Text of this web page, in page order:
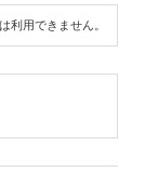
利用できません。